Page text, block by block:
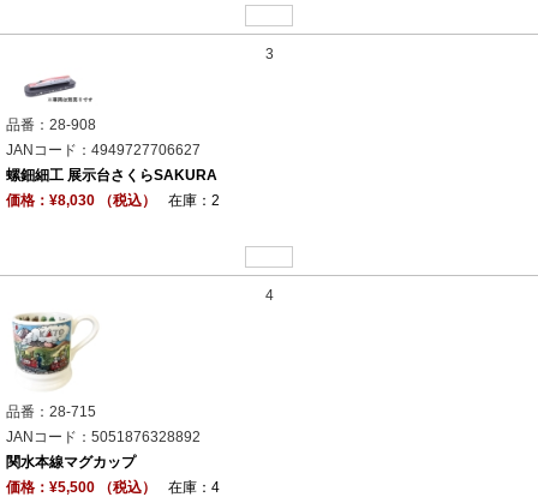
3
品番：28-908
JANコード：4949727706627
螺鈿細工 展示台さくらSAKURA
価格：¥8,030 （税込）
在庫：2
4
品番：28-715
JANコード：5051876328892
関水本線マグカップ
価格：¥5,500 （税込）
在庫：4